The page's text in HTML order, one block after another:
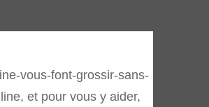
vous-font-grossir-sans-
et pour vous y aider,